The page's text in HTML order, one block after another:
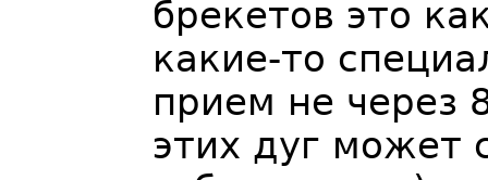
брекетов это
какие-то
прием не через
этих дуг может